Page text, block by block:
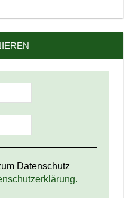
Datenschutz